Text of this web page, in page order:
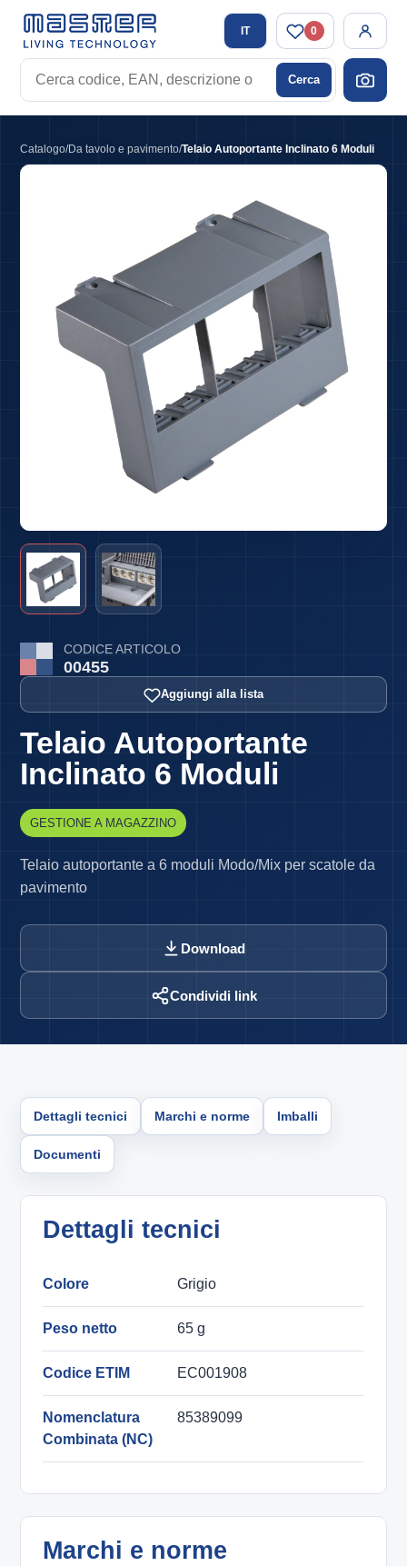
Cerca
EAN,
o
tag
Cerca
IT 0
Catalogo/Da tavolo e pavimento/Telaio Autoportante Inclinato 6 Moduli
CODICE ARTICOLO
00455
Aggiungi alla lista
Telaio Autoportante
Inclinato 6 Moduli
GESTIONE A MAGAZZINO
Telaio autoportante a 6 moduli Modo/Mix per scatole da
pavimento
Download
Condividi link
Dettagli tecnici Marchi e norme Imballi
Documenti
Dettagli tecnici
Colore Grigio
Peso netto 65 g
Codice ETIM EC001908
Nomenclatura
Combinata (NC)
85389099
Marchi e norme